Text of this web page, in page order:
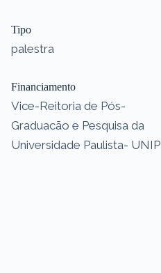
Tipo
palestra
Financiamento
Vice-Reitoria de Pós-
Graduacão e Pesquisa da
Universidade Paulista- UNIP